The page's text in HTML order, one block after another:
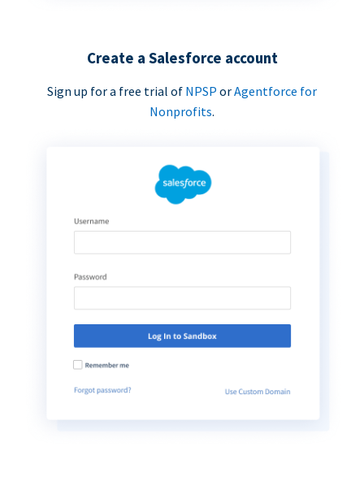
Create a Salesforce account
Sign up for a free trial of NPSP orAgentforce for
Nonprofits.